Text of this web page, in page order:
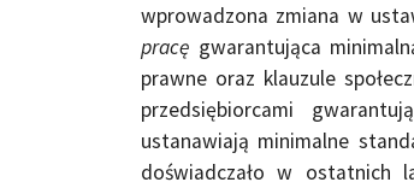
wprowadzona zmiana w
pracę gwarantująca
prawne oraz klauzule
przedsiębiorcami
ustanawiają minimalne
doświadczało w ostatnich